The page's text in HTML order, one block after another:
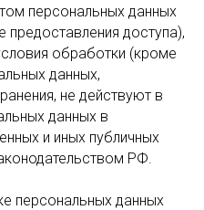
персональных данных
доступа),
обработки (кроме
данных,
не действуют в
данных в
и иных публичных
РФ.
персональных данных